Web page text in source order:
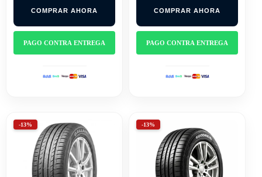
$184.000.
$159.900.
COMPRAR AHORA
PAGO CONTRA ENTREGA
$195.000.
$169.900.
COMPRAR AHORA
PAGO CONTRA ENTREGA
-13% -13%